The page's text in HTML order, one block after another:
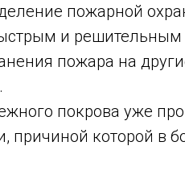
пожарной
и
пожара на
покрова уже
причиной которой в